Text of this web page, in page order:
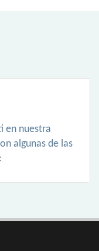
en nuestra
algunas de las